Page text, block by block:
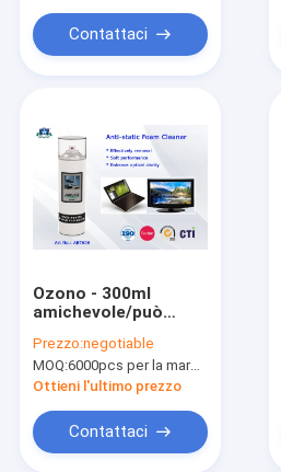
Contattaci
Ozono - 300ml
amichevole/può
contatto della
schiuma del pulitore
dell'aerosol
Prezzo:negotiable
MOQ:6000pcs per la marca di Aristo, 15000pcs per la marca del cliente
Ottieni l'ultimo prezzo
Contattaci